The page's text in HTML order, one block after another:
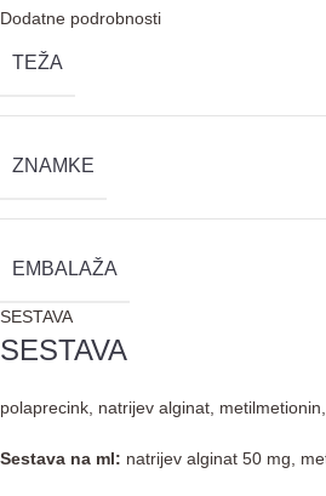
Dodatne podrobnosti
TEŽA
ZNAMKE
EMBALAŽA
SESTAVA
SESTAVA
polaprecink, natrijev alginat,
Sestava na ml: natrijev alginat 50 mg,